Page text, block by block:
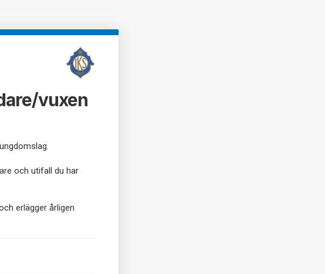
vuxen
och utifall du har
erlägger årligen